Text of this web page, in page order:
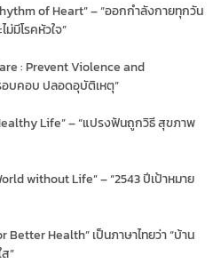
of Heart” – “ออกกำลังกายทุกวัน
มีโรคหัวใจ”
: Prevent Violence and
บคอบ ปลอดอุบัติเหตุ”
Life” – “แปรงฟันถูกวิธี สุขภาพ
without Life” – “2543 ปีเป้าหมาย
Better Health” เป็นภาษาไทยว่า “บ้าน
”